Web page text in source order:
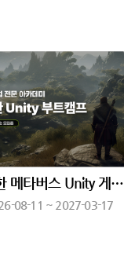
AI를 활용한 메타버스 Unity 게임 부트캠프
08-11 ~ 2027-03-17